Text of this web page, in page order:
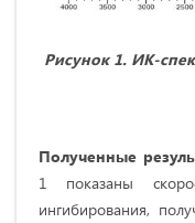
Рисунок 1. ИК-
Полученные
1 показаны
ингибирования,